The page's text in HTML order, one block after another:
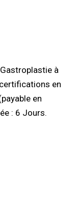
à
en
en
: 6 Jours.